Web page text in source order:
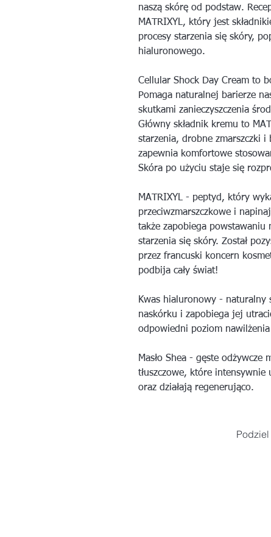
naszą skórę od podstaw.
MATRIXYL, który jest
procesy starzenia się skóry,
hialuronowego.
Cellular Shock Day Cream to
Pomaga naturalnej barierze
skutkami zanieczyszczenia
Główny składnik kremu to
starzenia, drobne zmarszczki i
zapewnia komfortowe
Skóra po użyciu staje się
MATRIXYL - peptyd, który
przeciwzmarszczkowe i
także zapobiega powstawaniu
starzenia się skóry. Został
przez francuski koncern
podbija cały świat!
Kwas hialuronowy - naturalny
naskórku i zapobiega jej
odpowiedni poziom nawilżenia
Masło Shea - gęste
tłuszczowe, które intensywnie
oraz działają regenerująco.